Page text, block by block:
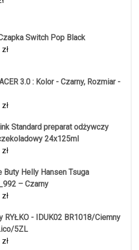
Switch Pop Black
zł
3.0 : Kolor - Czarny, Rozmiar -
zł
Standard preparat odżywczy
24x125ml
zł
Buty Helly Hansen Tsuga
– Czarny
zł
RYŁKO - IDUK02 BR1018/Ciemny
5ZL
zł